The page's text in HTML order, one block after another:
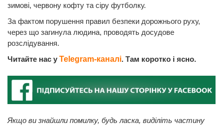
зимові, червону кофту та сіру футболку.
За фактом порушення правил безпеки дорожнього руху,
через що загинула людина, проводять досудове
розслідування.
Читайте нас у Telegram-каналі. Там коротко і ясно.
Якщо ви знайшли помилку, будь ласка, виділіть частину